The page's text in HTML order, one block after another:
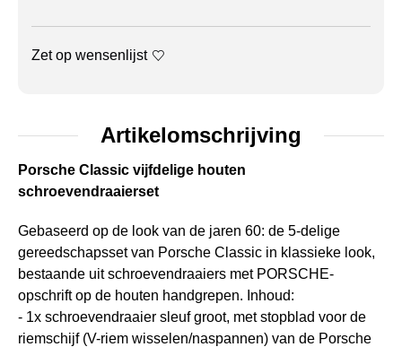
Zet op wensenlijst
Artikelomschrijving
Porsche Classic vijfdelige houten
schroevendraaierset
Gebaseerd op de look van de jaren 60: de 5-delige
gereedschapsset van Porsche Classic in klassieke look,
bestaande uit schroevendraaiers met PORSCHE-
opschrift op de houten handgrepen. Inhoud:
- 1x schroevendraaier sleuf groot, met stopblad voor de
riemschijf (V-riem wisselen/naspannen) van de Porsche